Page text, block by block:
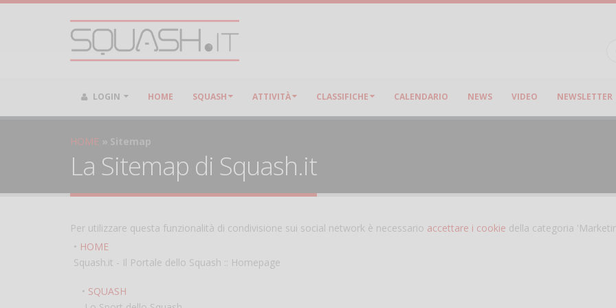
LOGIN HOME SQUASH ATTIVITÀ CLASSIFICHE CALENDARIO NEWS VIDEO NEWSLETTER
HOME Sitemap
La Sitemap di Squash.it
Per utilizzare questa funzionalità di condivisione sui social network è necessario accettare i cookie della categoria
• HOME
Squash.it - Il Portale dello Squash :: Homepage
• SQUASH